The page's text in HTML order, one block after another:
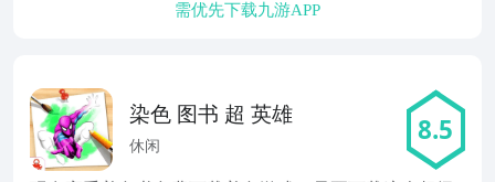
需优先下载九游APP
染色 图书 超 英雄
休闲 8.5